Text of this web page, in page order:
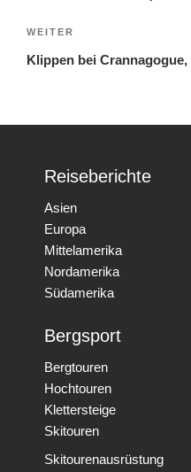
WEITER
Klippen bei
Reiseberichte
Asien
Europa
Mittelamerika
Nordamerika
Südamerika
Bergsport
Bergtouren
Hochtouren
Klettersteige
Skitouren
Skitourenausrüstung